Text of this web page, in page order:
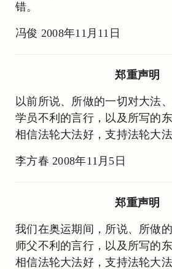
错。
冯俊 2008年11月11日
郑重声明
以前所说、所做的一切对大法
学员不利的言行，以及所写的
相信法轮大法好，支持法轮大法
李方春 2008年11月5日
郑重声明
我们在奥运期间，所说、所做
师父不利的言行，以及所写的
相信法轮大法好，支持法轮大法